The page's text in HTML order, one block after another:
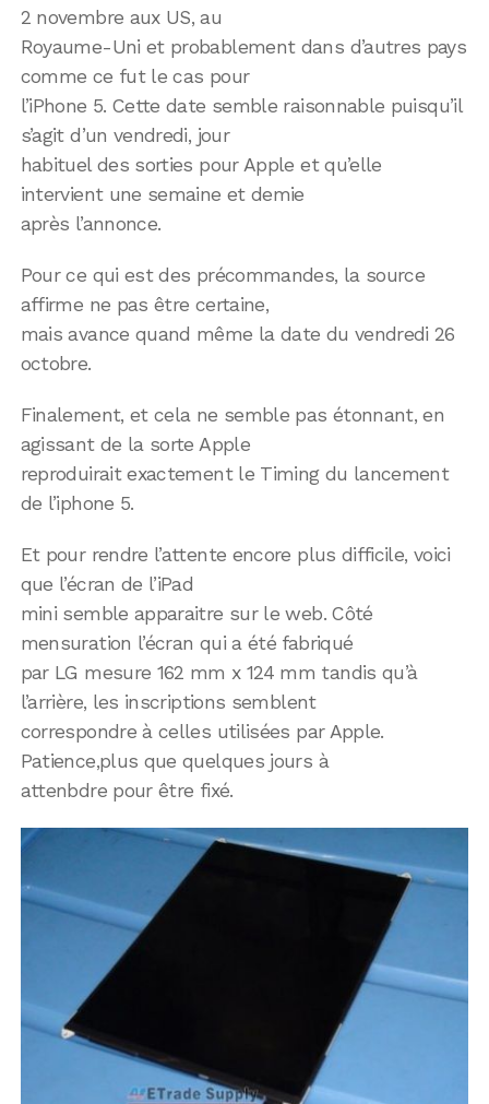
2 novembre aux US, au
Royaume-Uni et probablement dans d’autres pays
comme ce fut le cas pour
l’iPhone 5. Cette date semble raisonnable puisqu’il
s’agit d’un vendredi, jour
habituel des sorties pour Apple et qu’elle
intervient une semaine et demie
après l’annonce.
Pour ce qui est des précommandes, la source
affirme ne pas être certaine,
mais avance quand même la date du vendredi 26
octobre.
Finalement, et cela ne semble pas étonnant, en
agissant de la sorte Apple
reproduirait exactement le Timing du lancement
de l’iphone 5.
Et pour rendre l’attente encore plus difficile, voici
que l’écran de l’iPad
mini semble apparaitre sur le web. Côté
mensuration l’écran qui a été fabriqué
par LG mesure 162 mm x 124 mm tandis qu’à
l’arrière, les inscriptions semblent
correspondre à celles utilisées par Apple.
Patience,plus que quelques jours à
attenbdre pour être fixé.